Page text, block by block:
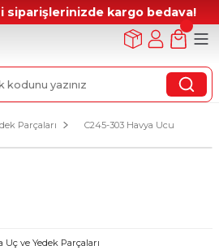
siparişlerinizde kargo bedava!
Parçaları C245-303 Havya Ucu
Uç ve Yedek Parçaları